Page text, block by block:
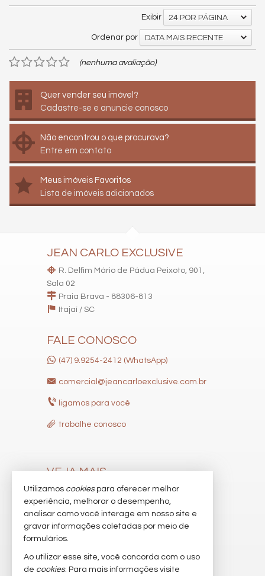
Exibir 24 POR PÁGINA
Ordenar por DATA MAIS RECENTE
(nenhuma avaliação)
Quer vender seu imóvel?
Cadastre-se e anuncie conosco
Não encontrou o que procurava?
Entre em contato
Meus imóveis Favoritos
Lista de imóveis adicionados
JEAN CARLO EXCLUSIVE
R. Delfim Mário de Pádua Peixoto, 901,
Sala 02
Praia Brava - 88306-813
Itajaí / SC
FALE CONOSCO
(47) 9.9254-2412 (WhatsApp)
comercial@jeancarloexclusive.com.br
ligamos para você
trabalhe conosco
VEJA MAIS
receba nosso newsletter
indicadores financeiros
imóveis favoritos
Utilizamos cookiespara oferecer melhor
experiência, melhorar o desempenho,
analisar como você interage em nosso site e
gravar informações coletadas por meio de
formulários.
Ao utilizar esse site, você concorda com o uso
de cookies. Para mais informações visite